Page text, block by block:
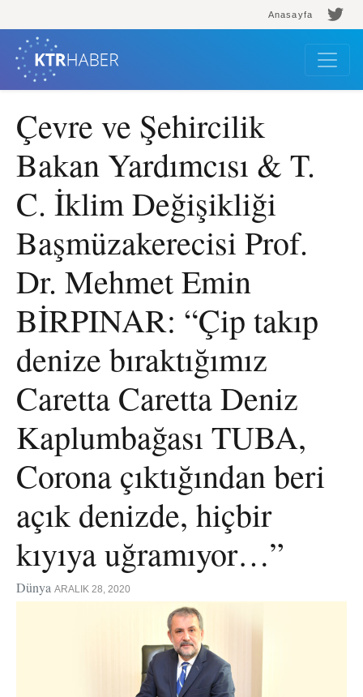
Anasayfa
Çevre ve Şehircilik
Bakan Yardımcısı & T.
C. İklim Değişikliği
Başmüzakerecisi Prof.
Dr. Mehmet Emin
BİRPINAR: “Çip takıp
denize bıraktığımız
Caretta Caretta Deniz
Kaplumbağası TUBA,
Corona çıktığından beri
açık denizde, hiçbir
kıyıya uğramıyor…”
Dünya ARALIK 28, 2020